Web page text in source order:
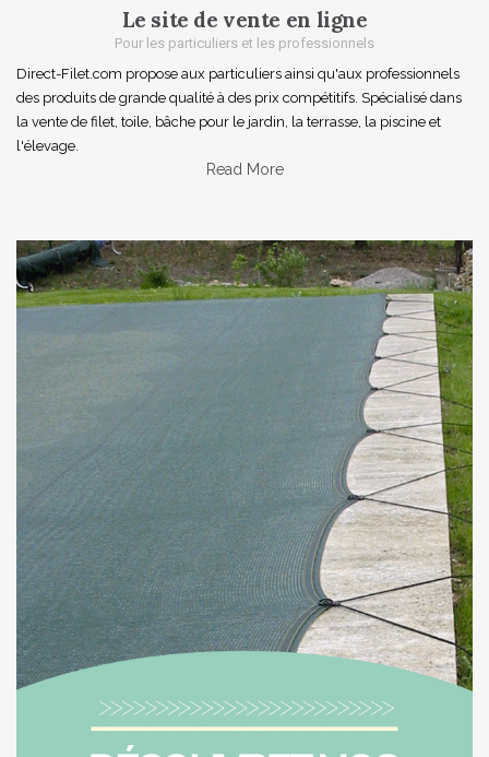
Le site de vente en ligne
Pour les particuliers et les professionnels
Direct-Filet.com propose aux particuliers ainsi qu'aux professionnels
des produits de grande qualité à des prix compétitifs. Spécialisé dans
la vente de filet, toile, bâche pour le jardin, la terrasse, la piscine et
l'élevage.
Read More